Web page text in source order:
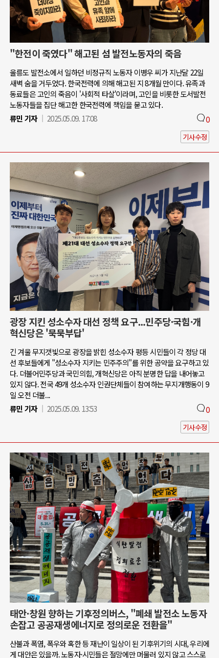
"한전이 죽였다" 해고된 섬 발전노동자의 죽음
울릉도 발전소에서 일하던 비정규직 노동자 이병우 씨가 지난달 22일
새벽 숨을 거두었다. 한국전력에 의해 해고된 지 8개월 만이다. 유족과
동료들은 고인의 죽음이 '사회적 타살'이라며, 고인을 비롯한 도서발전
노동자들을 집단 해고한 한국전력에 책임을 묻고 있다.
류민 기자
2025.05.09. 17:08 0
기사수정
광장 지킨 성소수자 대선 정책 요구...민주당·국힘·개
혁신당은 '묵묵부답'
긴 겨울 무지갯빛으로 광장을 밝힌 성소수자 평등 시민들이 각 정당 대
선 후보들에게 "성소수자 지키는 민주주의"를 위한 공약을 요구하고 있
다. 더불어민주당과 국민의힘, 개혁신당은 아직 분명한 답을 내어놓고
있지 않다. 전국 49개 성소수자 인권단체들이 참여하는 무지개행동이 9
일 오전 더불...
류민 기자
2025.05.09. 13:53 0
기사수정
태안·창원 향하는 기후정의버스, "폐쇄 발전소 노동자
손잡고 공공재생에너지로 정의로운 전환을"
산불과 폭염, 폭우와 혹한 등 재난이 일상이 된 기후위기의 시대, 우리에
게 대안은 있을까. 노동자·시민들은 절망에만 머물러 있지 않고 스스로